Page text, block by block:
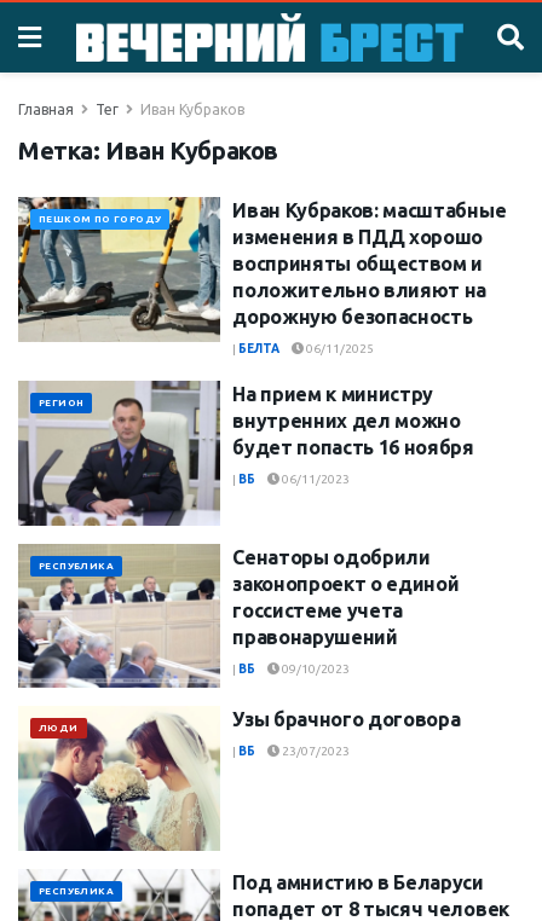
Главная Тег Иван Кубраков
Метка: Иван Кубраков
ПЕШКОМ ПО ГОРОДУ
Иван Кубраков: масштабные
изменения в ПДД хорошо
восприняты обществом и
положительно влияют на
дорожную безопасность
| БЕЛТА 06/11/2025
РЕГИОН
На прием к министру
внутренних дел можно
будет попасть 16 ноября
| ВБ 06/11/2023
РЕСПУБЛИКА
Сенаторы одобрили
законопроект о единой
госсистеме учета
правонарушений
| ВБ 09/10/2023
ЛЮДИ Узы брачного договора
| ВБ 23/07/2023
РЕСПУБЛИКА
Под амнистию в Беларуси
попадет от 8 тысяч человек